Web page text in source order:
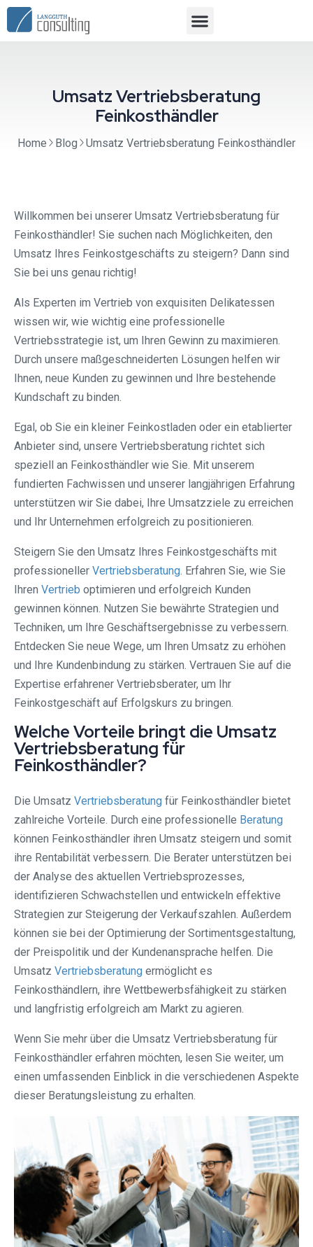
Umsatz Vertriebsberatung
Feinkosthändler
Home Blog Umsatz Vertriebsberatung Feinkosthändler
Willkommen bei unserer Umsatz Vertriebsberatung für
Feinkosthändler! Sie suchen nach Möglichkeiten, den
Umsatz Ihres Feinkostgeschäfts zu steigern? Dann sind
Sie bei uns genau richtig!
Als Experten im Vertrieb von exquisiten Delikatessen
wissen wir, wie wichtig eine professionelle
Vertriebsstrategie ist, um Ihren Gewinn zu maximieren.
Durch unsere maßgeschneiderten Lösungen helfen wir
Ihnen, neue Kunden zu gewinnen und Ihre bestehende
Kundschaft zu binden.
Egal, ob Sie ein kleiner Feinkostladen oder ein etablierter
Anbieter sind, unsere Vertriebsberatung richtet sich
speziell an Feinkosthändler wie Sie. Mit unserem
fundierten Fachwissen und unserer langjährigen Erfahrung
unterstützen wir Sie dabei, Ihre Umsatzziele zu erreichen
und Ihr Unternehmen erfolgreich zu positionieren.
Steigern Sie den Umsatz Ihres Feinkostgeschäfts mit
professioneller Vertriebsberatung. Erfahren Sie, wie Sie
Ihren Vertrieb optimieren und erfolgreich Kunden
gewinnen können. Nutzen Sie bewährte Strategien und
Techniken, um Ihre Geschäftsergebnisse zu verbessern.
Entdecken Sie neue Wege, um Ihren Umsatz zu erhöhen
und Ihre Kundenbindung zu stärken. Vertrauen Sie auf die
Expertise erfahrener Vertriebsberater, um Ihr
Feinkostgeschäft auf Erfolgskurs zu bringen.
Welche Vorteile bringt die Umsatz
Vertriebsberatung für
Feinkosthändler?
Die Umsatz Vertriebsberatung für Feinkosthändler bietet
zahlreiche Vorteile. Durch eine professionelle Beratung
können Feinkosthändler ihren Umsatz steigern und somit
ihre Rentabilität verbessern. Die Berater unterstützen bei
der Analyse des aktuellen Vertriebsprozesses,
identifizieren Schwachstellen und entwickeln effektive
Strategien zur Steigerung der Verkaufszahlen. Außerdem
können sie bei der Optimierung der Sortimentsgestaltung,
der Preispolitik und der Kundenansprache helfen. Die
Umsatz Vertriebsberatung ermöglicht es
Feinkosthändlern, ihre Wettbewerbsfähigkeit zu stärken
und langfristig erfolgreich am Markt zu agieren.
Wenn Sie mehr über die Umsatz Vertriebsberatung für
Feinkosthändler erfahren möchten, lesen Sie weiter, um
einen umfassenden Einblick in die verschiedenen Aspekte
dieser Beratungsleistung zu erhalten.